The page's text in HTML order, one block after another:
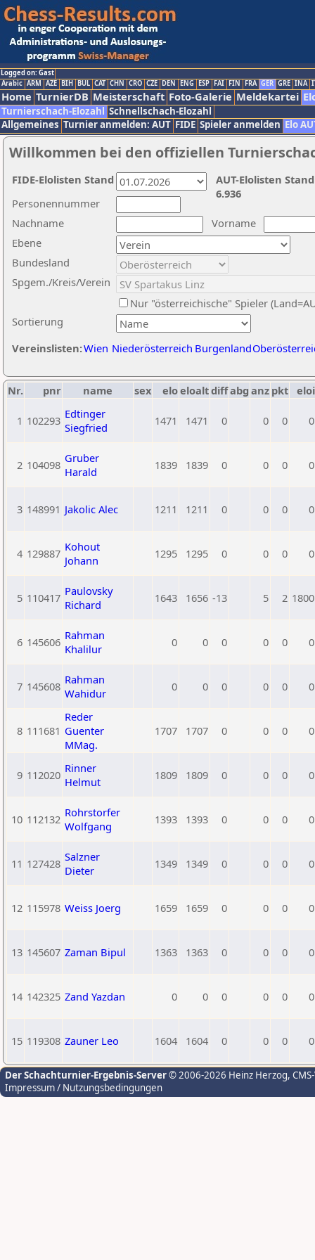
Logged on: Gast
Arabic ARM AZE BIH BUL CAT CHN CRO CZE DEN ENG ESP FAI FIN FRA GER GRE INA
Home TurnierDB Meisterschaft Foto-Galerie Meldekartei
Turnierschach-Elozahl Schnellschach-Elozahl
Allgemeines Turnier anmelden: AUT FIDE Spieler anmelden Elo
Willkommen bei den offiziellen
Nachname
Vorname
Ebene
Sortierung
Personennummer
Bundesland
Spgem./Kreis/Verein
Nur "österreichische" Spieler
Vereinslisten:Wien Niederösterreich Burgenland
AUT-Elolisten
6.936
FIDE-Elolisten Stand
Nr. pnr name sex eloeloaltdiffabg anz pkt eloi
1 102293 Edtinger
Siegfried
1471 1471 0 0 0 0
2 104098 Gruber
Harald
1839 1839 0 0 0 0
3 148991 Jakolic Alec 1211 1211 0 0 0 0
4 129887 Kohout
Johann
1295 1295 0 0 0 0
5 110417 Paulovsky
Richard
1643 1656 -13 5 2 1800
6 145606 Rahman
Khalilur
0 0 0 0 0 0
7 145608 Rahman
Wahidur
0 0 0 0 0 0
8 111681
Reder
Guenter
MMag.
1707 1707 0 0 0 0
9 112020 Rinner
Helmut
1809 1809 0 0 0 0
10 112132 Rohrstorfer
Wolfgang
1393 1393 0 0 0 0
11 127428 Salzner
Dieter
1349 1349 0 0 0 0
12 115978 Weiss Joerg 1659 1659 0 0 0 0
13 145607 Zaman Bipul 1363 1363 0 0 0 0
14 142325 Zand Yazdan 0 0 0 0 0 0
15 119308 Zauner Leo 1604 1604 0 0 0 0
Der Schachturnier-Ergebnis-Server© 2006-2026 Heinz Herzog,
Impressum / Nutzungsbedingungen